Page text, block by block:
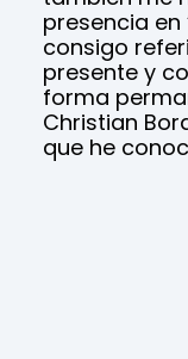
presencia en
consigo
presente y
forma
Christian
que he